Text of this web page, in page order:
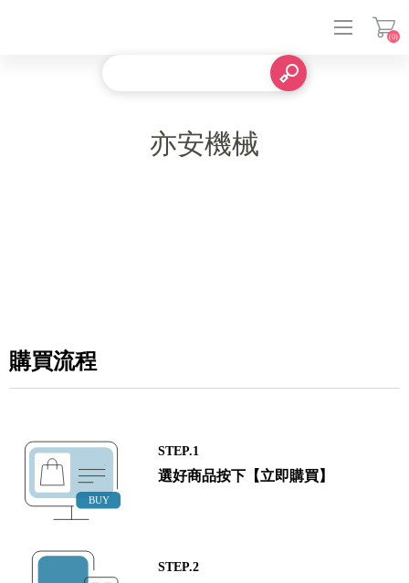
(0)
亦安機械
購買流程
STEP.1
選好商品按下【立即購買】
STEP.2